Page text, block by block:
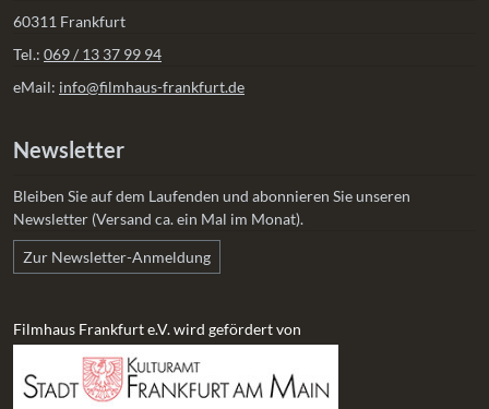
60311 Frankfurt
Tel.: 069 / 13 37 99 94
eMail: info@filmhaus-frankfurt.de
Newsletter
Bleiben Sie auf dem Laufenden und abonnieren Sie unseren
Newsletter (Versand ca. ein Mal im Monat).
Zur Newsletter-Anmeldung
Filmhaus Frankfurt e.V. wird gefördert von